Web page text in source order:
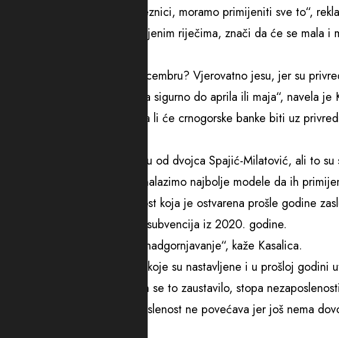
obično građani i poreski obveznici, moramo primijeniti sve to“,
Program Evropa sad, prema njenim riječima, znači da će se mala
„Da li su napravili zalihu u decembru? Vjerovatno jesu, jer su
Međutim, sada im zaliha treba sigurno do aprila ili maja“, navela je
Ona je rekla i da je pitanje da li će crnogorske banke biti uz
„Nijesmo dobili dobru ponudu od dvojca Spajić-Milatović, ali to
poštujemo i da svakog dana nalazimo najbolje modele da ih
Ona je poručila da je stabilnost koja je ostvarena prošle godine
koja je nastavila sa dodjelom subvencija iz 2020. godine.
„Sve ostalo ostaje tviteraško nadgornjavanje“, kaže Kasalica.
Ona smatra da su subvencije koje su nastavljene i u prošloj
nezaposlenosti. Međutim, čim se to zaustavilo, stopa
Kasalica je navela da se zaposlenost ne povećava jer još nema